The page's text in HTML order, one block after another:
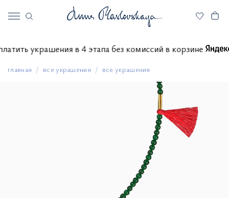
оплатить украшения в 4 этапа без комиссий в корзине
главная все украшения все украшения